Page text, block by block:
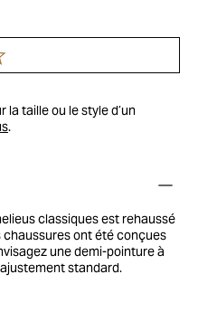
la taille ou le style d’un
.
classiques est rehaussé
chaussures ont été conçues
une demi-pointure à
standard.